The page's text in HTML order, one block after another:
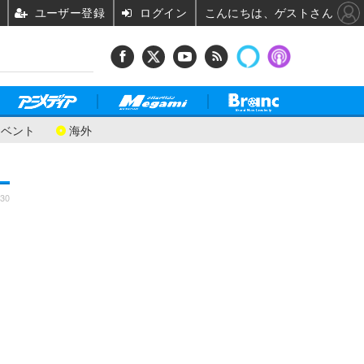
ント 海外
ユーザー登録 ログイン こんにちは、ゲストさん